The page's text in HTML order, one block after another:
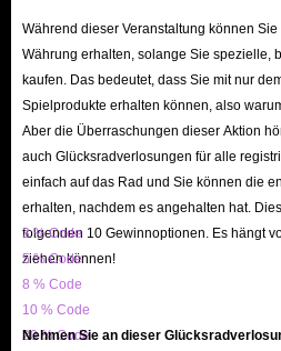
ausschließlich auf Glück beruht.
Geld in Casinos auszugeben, um Geld zu
verlieren als Sie zurückgewinnen.
Geldwäsche durch legale
Darüber hinaus kannst du mit vier
waschen. Du erhältst automatisch eines
nur, wenn du genügend Bargeld hast. Alle
Auswahl anbietet.
Sobald du das Einzahlungslimit erreichst,
Unternehmen freigeschaltet. Sobald dies
Während dieser Veranstaltung können
Währung erhalten, solange Sie spezielle,
kaufen. Das bedeutet, dass Sie mit nur
Spielprodukte erhalten können, also
Aber die Überraschungen dieser Aktion
auch Glücksradverlosungen für alle
einfach auf das Rad und Sie können die
erhalten, nachdem es angehalten hat.
folgenden 10 Gewinnoptionen. Es hängt
ziehen können!
3 % Code
5 % Code
8 % Code
10 % Code
20 % Code
Nehmen Sie an dieser